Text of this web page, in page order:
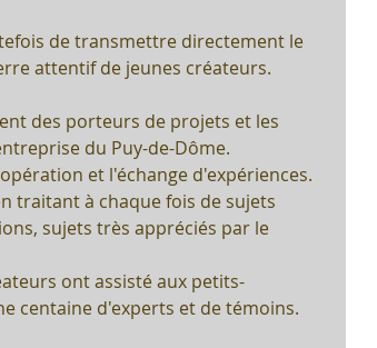
de transmettre directement le
attentif de jeunes créateurs.
des porteurs de projets et les
du Puy-de-Dôme.
et l'échange d'expériences.
traitant à chaque fois de sujets
sujets très appréciés par le
ont assisté aux petits-
centaine d'experts et de témoins.